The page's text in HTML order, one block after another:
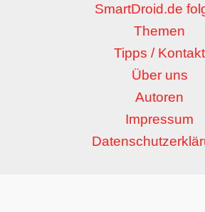
SmartDroid.de
Themen
Tipps / Kontakt
Über uns
Autoren
Impressum